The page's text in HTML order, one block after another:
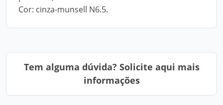
Cor: cinza-munsell N6.5.
Tem alguma dúvida? Solicite aqui mais
informações